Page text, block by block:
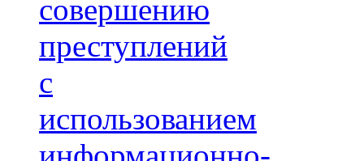
совершению
преступлений
с
использованием